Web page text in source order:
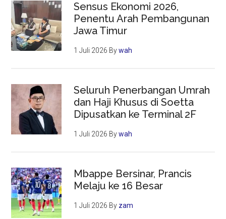
Sensus Ekonomi 2026,
Penentu Arah Pembangunan
Jawa Timur
1 Juli 2026 Bywah
Seluruh Penerbangan Umrah
dan Haji Khusus di Soetta
Dipusatkan ke Terminal 2F
1 Juli 2026 Bywah
Mbappe Bersinar, Prancis
Melaju ke 16 Besar
1 Juli 2026 By zam